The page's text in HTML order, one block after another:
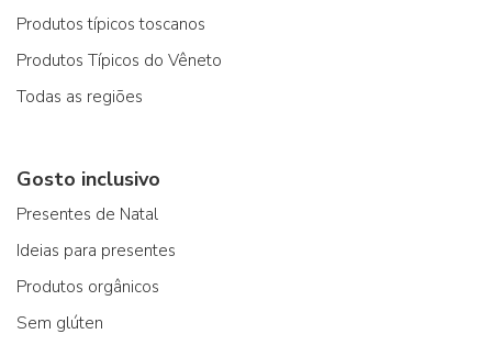
Produtos típicos toscanos
Produtos Típicos do Vêneto
Todas as regiões
Gosto inclusivo
Presentes de Natal
Ideias para presentes
Produtos orgânicos
Sem glúten